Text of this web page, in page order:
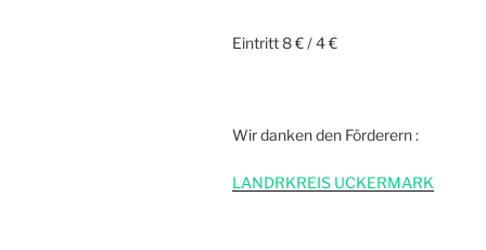
Eintritt 8 € / 4 €
Wir danken den Förderern :
L ANDRKREIS UCKERMARK